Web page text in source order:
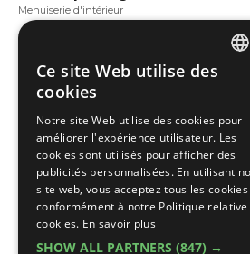
Menuiserie d'intérieur
Ce site Web utilise des
cookies
Notre site Web utilise des cookies pour
améliorer l'expérience utilisateur. Les
cookies sont utilisés pour afficher des
publicités personnalisées. En utilisant
site web, vous acceptez tous les cookies
conformément à notre Politique relative
cookies. En savoir plus
SHOW ALL PARTNERS (847) →